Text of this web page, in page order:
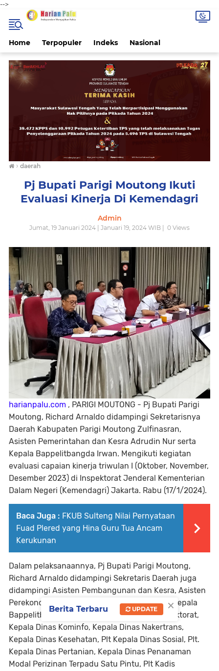
-->
Home Terpopuler Indeks Nasional
› daerah
Pj Bupati Parigi Moutong Ikuti
Evaluasi Kinerja Di Kemendagri
Admin
Jumat, 19 Januari 2024 | Januari 19, 2024 WIB | 0 Views
harianpalu.com , PARIGI MOUTONG - Pj Bupati Parigi
Moutong, Richard Arnaldo didampingi Sekretarisnya
Daerah Kabupaten Parigi Moutong Zulfinasran,
Asisten Pemerintahan dan Kesra Adrudin Nur serta
Kepala Bappelitbangda Irwan. Mengikuti kegiatan
evaluasi capaian kinerja triwulan I (Oktober, November,
Desember 2023) di Inspektorat Jenderal Kementerian
Dalam Negeri (Kemendagri) Jakarta. Rabu (17/1/2024).
Baca Juga : FKUB Sulteng Nilai Pernyataan
Fuad Plered yang Hina Guru Tua Ancam
Kerukunan
Dalam pelaksanaannya, Pj Bupati Parigi Moutong,
Richard Arnaldo didampingi Sekretaris Daerah juga
didampingi Asisten Pembangunan dan Kesra, Asisten
Perekonomian dan Pembangunan, Staf Ahli, Kepala
Bappelitbangda, Kepala BPKAD, Kepala Inspektorat,
Kepala Dinas Kominfo, Kepala Dinas Nakertrans,
Kepala Dinas Kesehatan, Plt Kepala Dinas Sosial, Plt.
Kepala Dinas Pertanian, Kepala Dinas Penanaman
Modal Perizinan Terpadu Satu Pintu, Plt Kadis
×
Berita Terbaru UPDATE